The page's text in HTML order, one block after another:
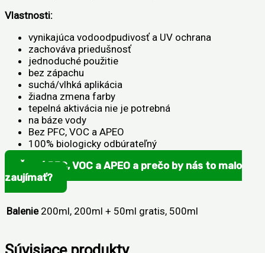
Vlastnosti:
vynikajúca vodoodpudivosť a UV ochrana
zachováva priedušnosť
jednoduché použitie
bez zápachu
suchá/vlhká aplikácia
žiadna zmena farby
tepelná aktivácia nie je potrebná
na báze vody
Bez PFC, VOC a APEO
100% biologicky odbúrateľný
Čo sú PFC, VOC a APEO a prečo by nás to malo
zaujímať?
Balenie 200ml, 200ml + 50ml gratis, 500ml